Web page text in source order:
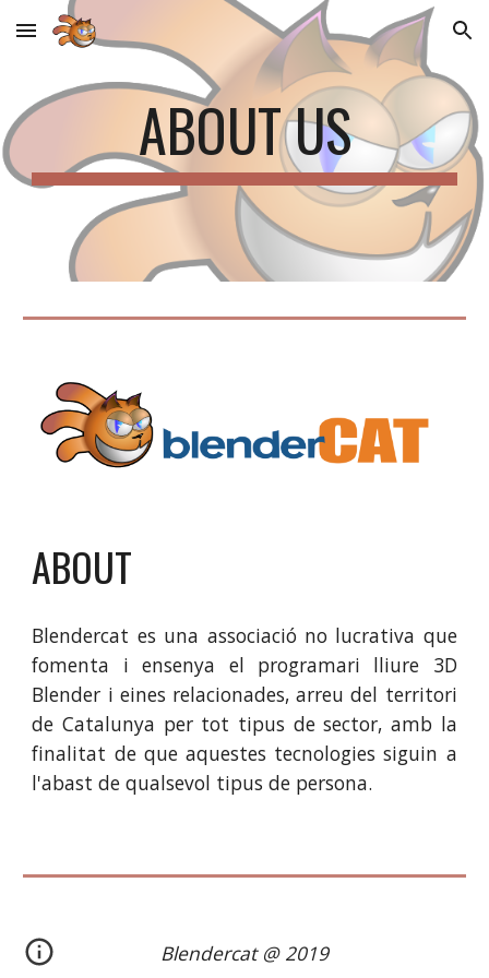
Skip to main content Skip to navigation
ABOUT US
ABOUT
Blendercat es una associació no lucrativa que
fomenta i ensenya el programari lliure 3D
Blender i eines relacionades, arreu del territori
de Catalunya per tot tipus de sector, amb la
finalitat de que aquestes tecnologies siguin a
l'abast de qualsevol tipus de persona.
Blendercat @ 2019